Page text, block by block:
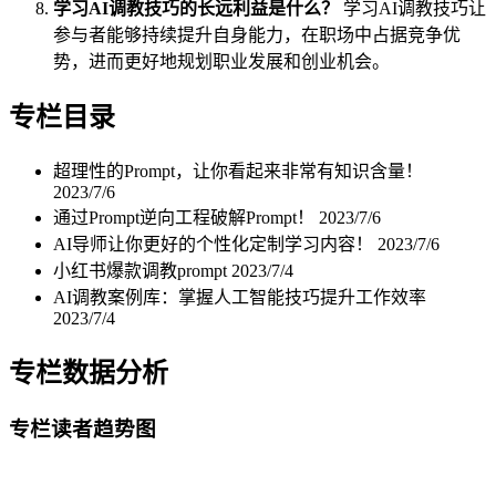
学习AI调教技巧的长远利益是什么？
学习AI调教技巧让
参与者能够持续提升自身能力，在职场中占据竞争优
势，进而更好地规划职业发展和创业机会。
专栏目录
超理性的Prompt，让你看起来非常有知识含量！
2023/7/6
通过Prompt逆向工程破解Prompt！ 2023/7/6
AI导师让你更好的个性化定制学习内容！ 2023/7/6
小红书爆款调教prompt 2023/7/4
AI调教案例库：掌握人工智能技巧提升工作效率
2023/7/4
专栏数据分析
专栏读者趋势图